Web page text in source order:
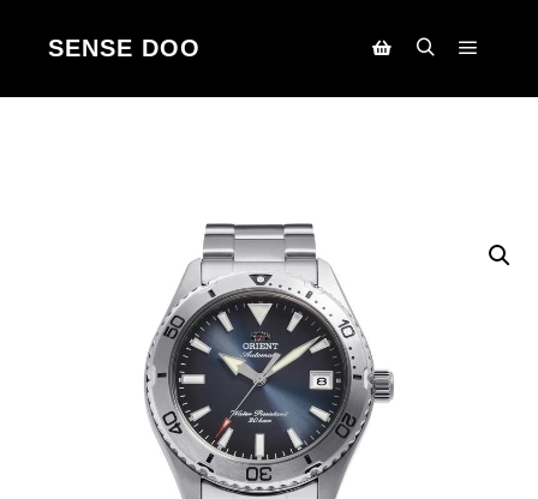
SENSE DOO